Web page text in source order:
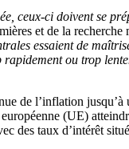
ceux-ci doivent se
et de la
essaient de
ou trop
de l’inflation
(UE)
des taux d’intérêt